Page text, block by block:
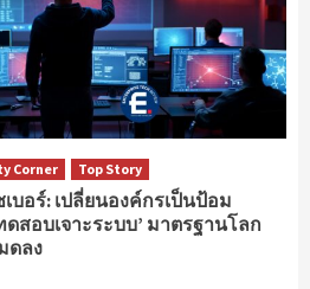
Corner Top Story
บอร์: เปลี่ยนองค์กรเป็นป้อม
ดสอบเจาะระบบ’ มาตรฐานโลก
ดลง